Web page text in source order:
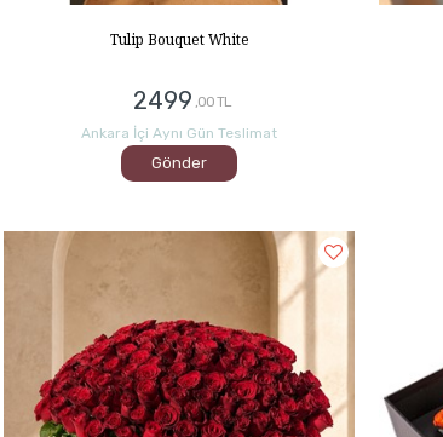
Tulip Bouquet White
2499 ,00 TL
Ankara İçi Aynı Gün Teslimat
Gönder